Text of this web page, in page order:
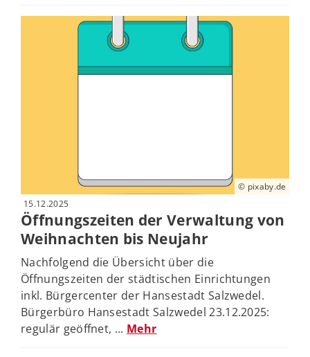
© pixaby.de
15.12.2025
Öffnungszeiten der Verwaltung von
Weihnachten bis Neujahr
Nachfolgend die Übersicht über die
Öffnungszeiten der städtischen Einrichtungen
inkl. Bürgercenter der Hansestadt Salzwedel.
Bürgerbüro Hansestadt Salzwedel 23.12.2025:
regulär geöffnet, ... Mehr